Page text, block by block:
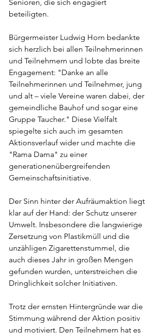
Senioren, die sich engagiert
beteiligten.
Bürgermeister Ludwig Horn bedankte
sich herzlich bei allen Teilnehmerinnen
und Teilnehmern und lobte das breite
Engagement: "Danke an alle
Teilnehmerinnen und Teilnehmer, jung
und alt – viele Vereine waren dabei, der
gemeindliche Bauhof und sogar eine
Gruppe Taucher." Diese Vielfalt
spiegelte sich auch im gesamten
Aktionsverlauf wider und machte die
"Rama Dama" zu einer
generationenübergreifenden
Gemeinschaftsinitiative.
Der Sinn hinter der Aufräumaktion liegt
klar auf der Hand: der Schutz unserer
Umwelt. Insbesondere die langwierige
Zersetzung von Plastikmüll und die
unzähligen Zigarettenstummel, die
auch dieses Jahr in großen Mengen
gefunden wurden, unterstreichen die
Dringlichkeit solcher Initiativen.
Trotz der ernsten Hintergründe war die
Stimmung während der Aktion positiv
und motiviert. Den Teilnehmern hat es